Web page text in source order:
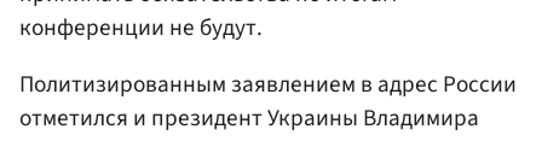
конференции не будут.
Политизированным заявлением в адрес России
отметился и президент Украины Владимира